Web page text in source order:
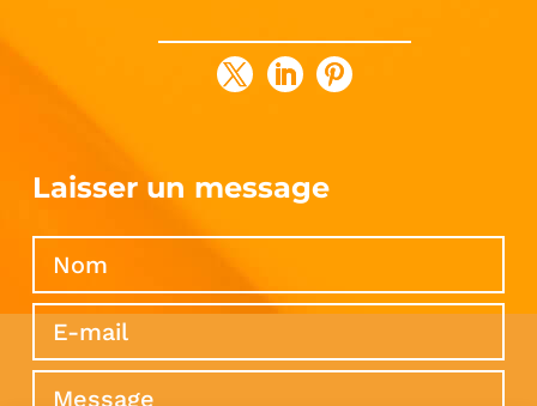
Laisser un message